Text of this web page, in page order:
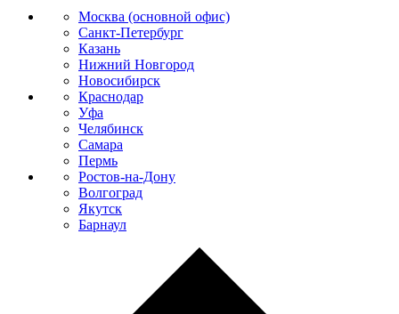
Москва (основной офис)
Санкт-Петербург
Казань
Нижний Новгород
Новосибирск
Краснодар
Уфа
Челябинск
Самара
Пермь
Ростов-на-Дону
Волгоград
Якутск
Барнаул